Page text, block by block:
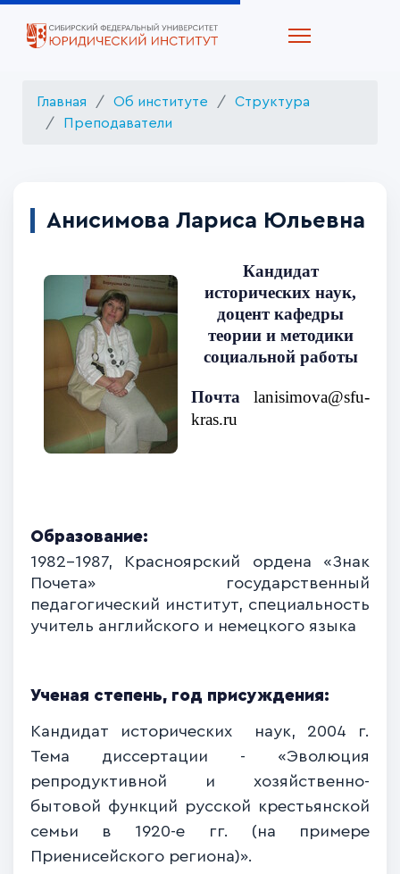
Главная Об институте
Структура
Преподаватели
Анисимова Лариса Юльевна
Кандидат
исторических наук,
доцент кафедры
теории и методики
социальной работы
Почта lanisimova@sfu-
kras.ru
Образование:
1982-1987, Красноярский ордена «Знак
Почета» государственный
педагогический институт, специальность
учитель английского и немецкого языка
Ученая степень, год присуждения:
Кандидат исторических наук, 2004 г.
Тема диссертации - «Эволюция
репродуктивной и хозяйственно-
бытовой функций русской крестьянской
семьи в 1920-е гг. (на примере
Приенисейского региона)».